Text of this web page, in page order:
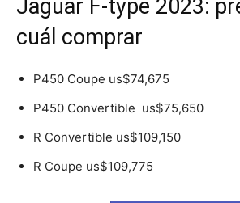
Jaguar F-type 2023:
cuál comprar
P450 Coupe us$74,675
P450 Convertible us$75,650
R Convertible us$109,150
R Coupe us$109,775